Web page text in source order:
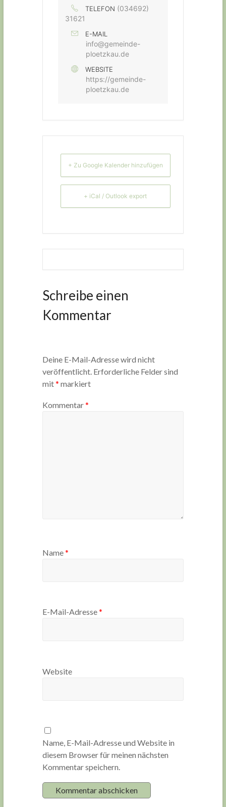
TELEFON (034692)
31621
E-MAIL
info@gemeinde-
ploetzkau.de
WEBSITE
https://gemeinde-
ploetzkau.de
+ Zu Google Kalender hinzufügen
+ iCal / Outlook export
Schreibe einen
Kommentar
Deine E-Mail-Adresse wird nicht
veröffentlicht. Erforderliche Felder sind
mit* markiert
Kommentar*
Name*
E-Mail-Adresse*
Website
Name, E-Mail-Adresse und Website in
diesem Browser für meinen nächsten
Kommentar speichern.